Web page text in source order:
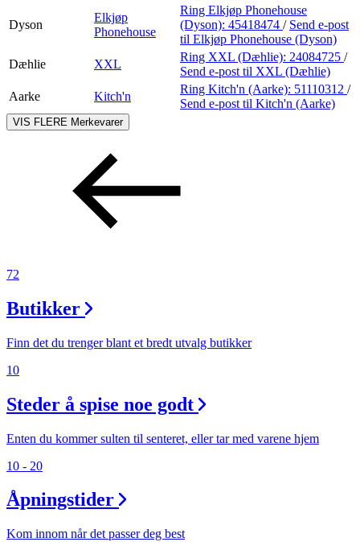
Dyson
Elkjøp
Phonehouse
Ring Elkjøp Phonehouse
(Dyson): 45418474 / Send e-post
til Elkjøp Phonehouse (Dyson)
Dæhlie
XXL
Ring XXL (Dæhlie): 24084725 /
Send e-post til XXL (Dæhlie)
Aarke
Kitch'n
Ring Kitch'n (Aarke): 51110312 /
Send e-post til Kitch'n (Aarke)
VIS FLERE Merkevarer
72
Butikker
Finn det du trenger blant et bredt utvalg butikker
10
Steder å spise noe godt
Enten du kommer sulten til senteret, eller tar med varene hjem
10 - 20
Åpningstider
Kom innom når det passer deg best